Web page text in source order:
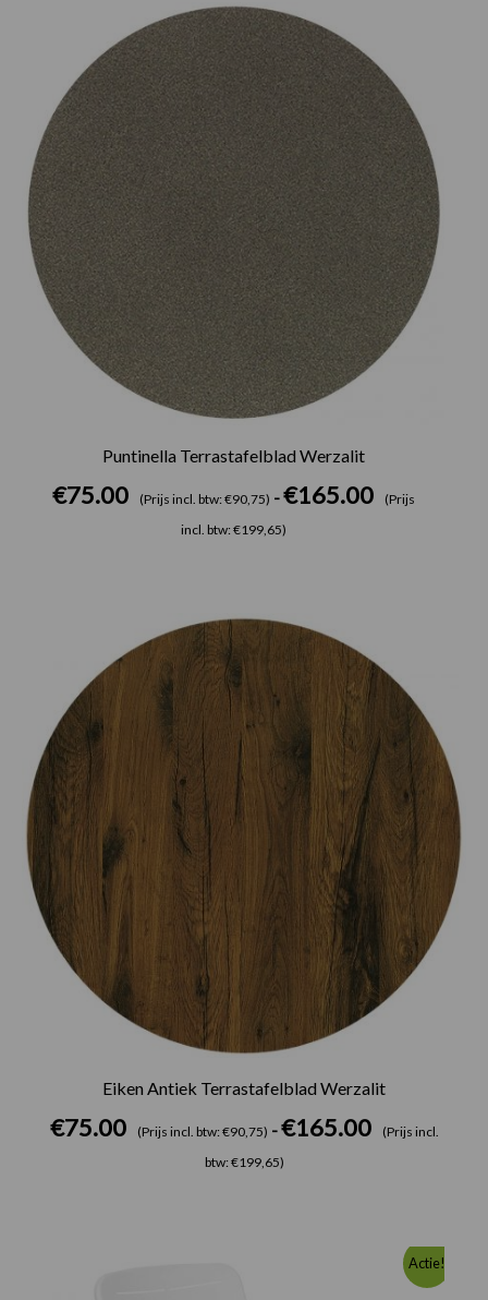
Puntinella Terrastafelblad Werzalit
€75.00 (Prijs incl. btw: €90,75) - €165.00
(Prijs
incl. btw: €199,65)
Prijsklasse:
€75.00
tot
€165.00
Eiken Antiek Terrastafelblad Werzalit
€75.00 (Prijs incl. btw: €90,75) - €165.00
(Prijs incl.
btw: €199,65)
Prijsklasse:
€75.00
Actie!
Oorspronkelijke